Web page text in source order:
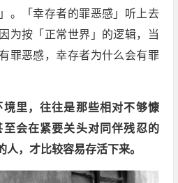
。「幸存者的罪恶感」听上去
为按「正常世界」的逻辑，当
罪恶感，幸存者为什么会有罪
里，往往是那些相对不够慷
会在紧要关头对同伴残忍的
人，才比较容易存活下来。